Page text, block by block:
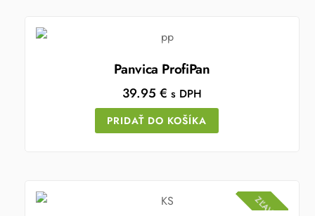
Panvica ProfiPan
39.95 € s DPH
PRIDAŤ DO KOŠÍKA
ZĽAVA!